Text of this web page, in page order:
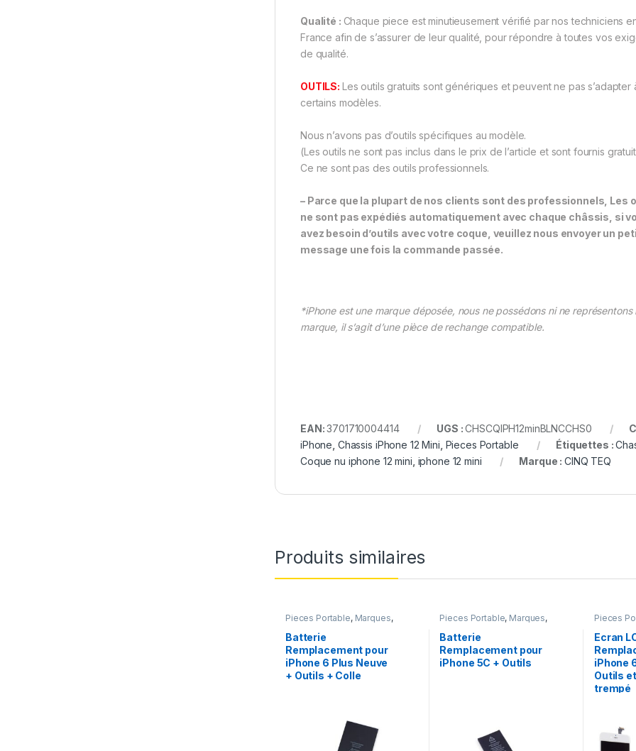
Qualité : Chaque piece est minutieusement vérifié par nos techniciens
France afin de s’assurer de leur qualité, pour répondre à toutes vos
de qualité.
OUTILS: Les outils gratuits sont génériques et peuvent ne pas s’adapter
certains modèles.
Nous n’avons pas d’outils spécifiques au modèle.
(Les outils ne sont pas inclus dans le prix de l’article et sont fournis
Ce ne sont pas des outils professionnels.
– Parce que la plupart de nos clients sont des professionnels, Les
ne sont pas expédiés automatiquement avec chaque châssis, si
avez besoin d’outils avec votre coque, veuillez nous envoyer un
message une fois la commande passée.
*iPhone est une marque déposée, nous ne possédons ni ne représentons
marque, il s’agit d’une pièce de rechange compatible.
EAN:3701710004414 UGS :CHSCQIPH12minBLNCCHS0
iPhone Chassis iPhone 12 Mini Pieces Portable Étiquettes :
Coque nu iphone 12 mini iphone 12 mini Marque :CINQ TEQ
Produits similaires
Pieces Portable, Marques,
chargeurs
Batterie
Remplacement pour
iPhone 6 Plus Neuve
+ Outils + Colle
Pieces Portable, Marques,
chargeurs
Batterie
Remplacement pour
iPhone 5C + Outils
Pieces
Ecran
iPhone
Outils
trempé